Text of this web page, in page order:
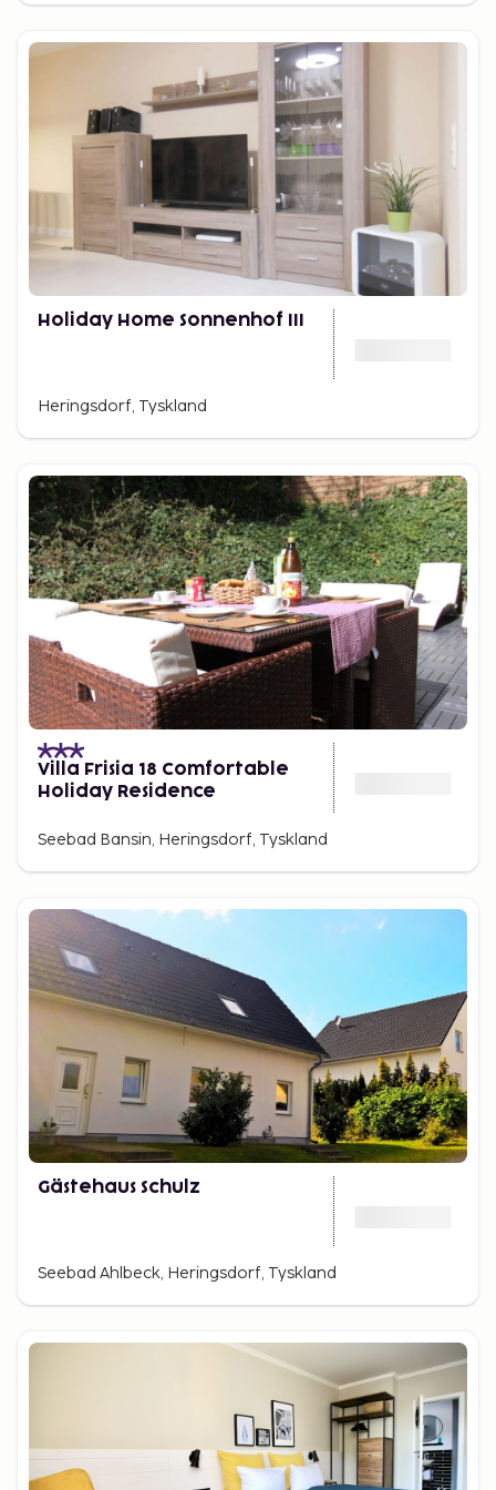
Holiday Home Sonnenhof III
Heringsdorf, Tyskland
Villa Frisia 18 Comfortable
Holiday Residence
Seebad Bansin, Heringsdorf, Tyskland
Gästehaus Schulz
Seebad Ahlbeck, Heringsdorf, Tyskland